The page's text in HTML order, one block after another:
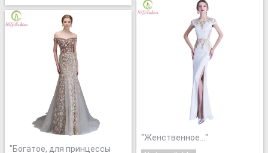
"Богатое, для принцессы
"Женственное... "